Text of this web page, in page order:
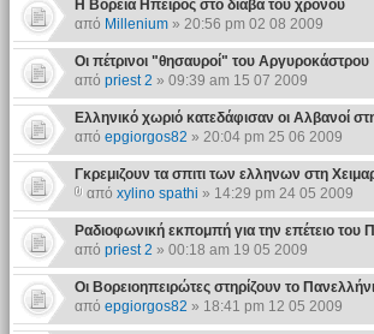
Η Βόρεια Ηπειρος στο διάβα του χρόνου
από Millenium» 20:56 pm 02 08 2009
Οι πέτρινοι "θησαυροί" του Αργυροκάστρου
από priest 2 » 09:39 am 15 07 2009
Ελληνικό χωριό κατεδάφισαν οι Αλβανοί
από epgiorgos82 » 20:04 pm 25 06 2009
Γκρεμιζουν τα σπιτι των ελληνων στη
από xylino spathi » 14:29 pm 24 05 2009
Ραδιοφωνική εκπομπή για την επέτειο του
από priest 2 » 00:18 am 19 05 2009
Οι Βορειοηπειρώτες στηρίζουν το
από epgiorgos82 » 18:41 pm 12 05 2009